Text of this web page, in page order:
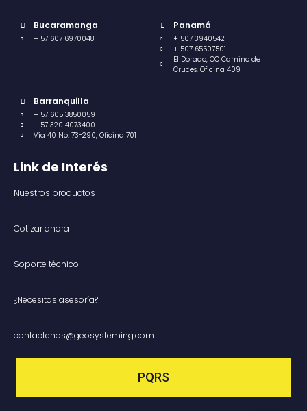
Bucaramanga
+ 57 607 6970048
Panamá
+ 507 3940542
+ 507 65507501
El Dorado, CC Camino de
Cruces, Oficina 409
Barranquilla
+ 57 605 3850059
+ 57 320 4073400
Vía 40 No. 73-290, Oficina 701
Link de Interés
Nuestros productos
Cotizar ahora
Soporte técnico
¿Necesitas asesoría?
contactenos@geosysteming.com
PQRS